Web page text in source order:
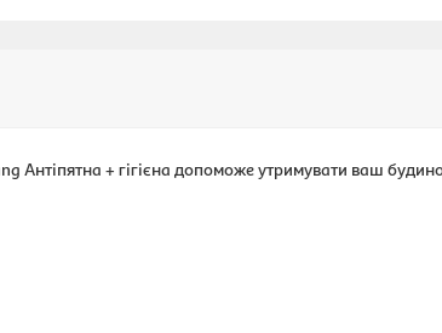
Антіпятна + гігієна допоможе утримувати ваш